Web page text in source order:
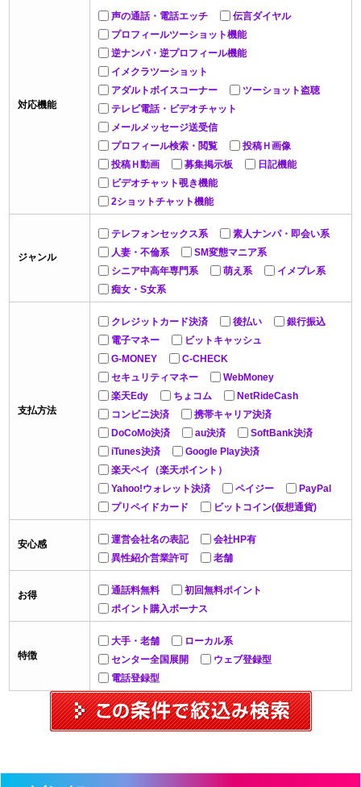
対応機能
声の通話・電話エッチ
伝言ダイヤル
プロフィールツーショット機能
逆ナンパ・逆プロフィール機能
イメクラツーショット
アダルトボイスコーナー
ツーショット盗聴
テレビ電話・ビデオチャット
メールメッセージ送受信
プロフィール検索・閲覧
投稿Ｈ画像
投稿Ｈ動画
募集掲示板
日記機能
ビデオチャット覗き機能
2ショットチャット機能
ジャンル
テレフォンセックス系
素人ナンパ・即会い系
人妻・不倫系
SM変態マニア系
シニア中高年専門系
萌え系
イメプレ系
痴女・S女系
支払方法
クレジットカード決済 後払い
銀行振込
電子マネー
ビットキャッシュ
G-MONEY
C-CHECK
セキュリティマネー
WebMoney
楽天Edy
ちょコム
NetRideCash
コンビニ決済
携帯キャリア決済
DoCoMo決済
au決済
SoftBank決済
iTunes決済
Google Play決済
楽天ペイ（楽天ポイント）
Yahoo!ウォレット決済
ペイジー
PayPal
プリペイドカード
ビットコイン(仮想通貨)
安心感 運営会社名の表記
会社HP有
異性紹介営業許可
老舗
お得 通話料無料
初回無料ポイント
ポイント購入ボーナス
特徴
大手・老舗
ローカル系
センター全国展開
ウェブ登録型
電話登録型